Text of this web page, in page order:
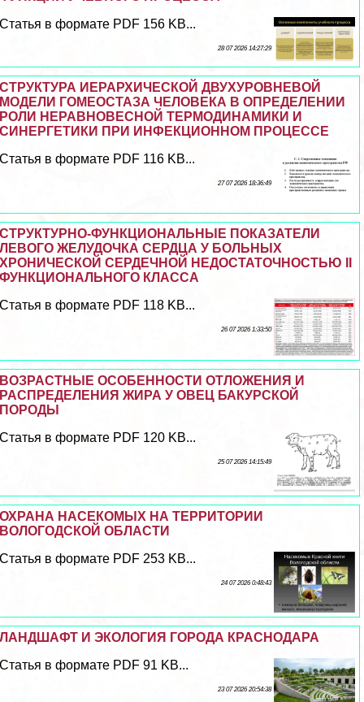
Статья в формате PDF 156 KB...
28 07 2026 14:27:29
СТРУКТУРА ИЕРАРХИЧЕСКОЙ ДВУХУРОВНЕВОЙ
МОДЕЛИ ГОМЕОСТАЗА ЧЕЛОВЕКА В ОПРЕДЕЛЕНИИ
РОЛИ НЕРАВНОВЕСНОЙ ТЕРМОДИНАМИКИ И
СИНЕРГЕТИКИ ПРИ ИНФЕКЦИОННОМ ПРОЦЕССЕ
Статья в формате PDF 116 KB...
27 07 2026 18:36:49
СТРУКТУРНО-ФУНКЦИОНАЛЬНЫЕ ПОКАЗАТЕЛИ
ЛЕВОГО ЖЕЛУДОЧКА СЕРДЦА У БОЛЬНЫХ
ХРОНИЧЕСКОЙ СЕРДЕЧНОЙ НЕДОСТАТОЧНОСТЬЮ II
ФУНКЦИОНАЛЬНОГО КЛАССА
Статья в формате PDF 118 KB...
26 07 2026 1:33:50
ВОЗРАСТНЫЕ ОСОБЕННОСТИ ОТЛОЖЕНИЯ И
РАСПРЕДЕЛЕНИЯ ЖИРА У ОВЕЦ БАКУРСКОЙ
ПОРОДЫ
Статья в формате PDF 120 KB...
25 07 2026 14:15:49
ОХРАНА НАСЕКОМЫХ НА ТЕРРИТОРИИ
ВОЛОГОДСКОЙ ОБЛАСТИ
Статья в формате PDF 253 KB...
24 07 2026 0:48:43
ЛАНДШАФТ И ЭКОЛОГИЯ ГОРОДА КРАСНОДАРА
Статья в формате PDF 91 KB...
23 07 2026 20:54:38